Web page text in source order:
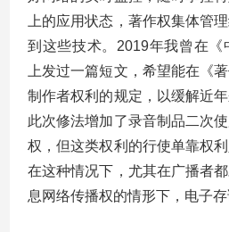
上的应用状态，著作权集体管
到这些技术。 2019年我曾在《
上发过一篇短文，希望能在《
制作者权利的规定，以缓解近
此次修法增加了录音制品二次
权，但这类权利的行使单靠权
在这种情况下，尤其在广播者
息网络传播权的情形下，电子存